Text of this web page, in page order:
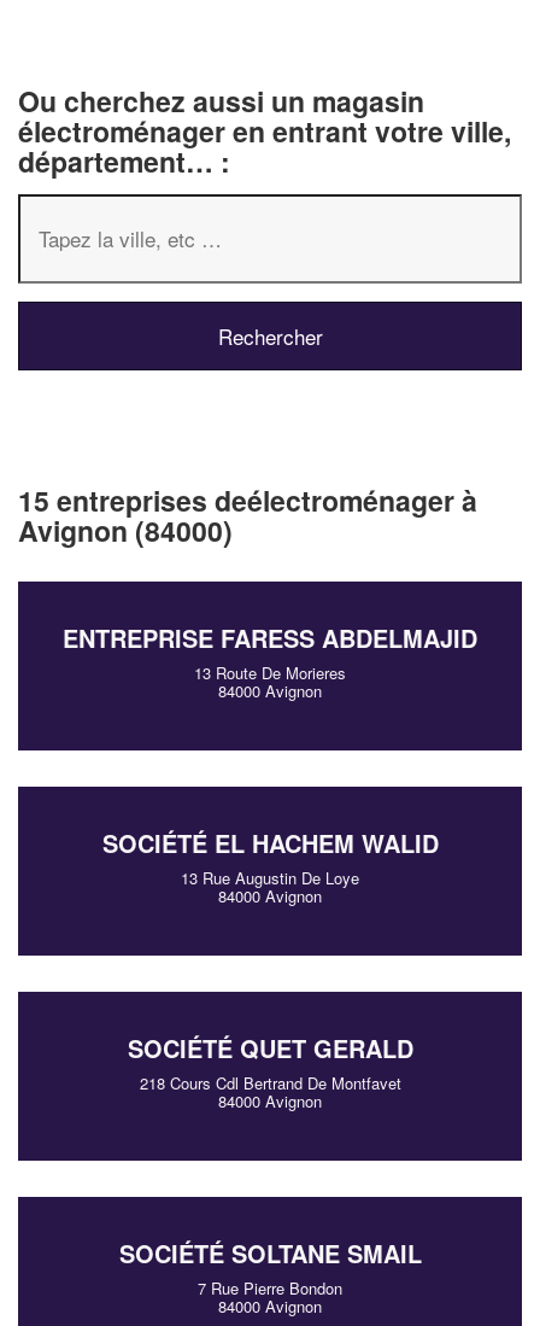
Ou cherchez aussi un magasin
électroménager en entrant votre ville,
département… :
15 entreprises deélectroménager à
Avignon (84000)
ENTREPRISE FARESS ABDELMAJID
13 Route De Morieres
84000 Avignon
SOCIÉTÉ EL HACHEM WALID
13 Rue Augustin De Loye
84000 Avignon
SOCIÉTÉ QUET GERALD
218 Cours Cdl Bertrand De Montfavet
84000 Avignon
SOCIÉTÉ SOLTANE SMAIL
7 Rue Pierre Bondon
84000 Avignon